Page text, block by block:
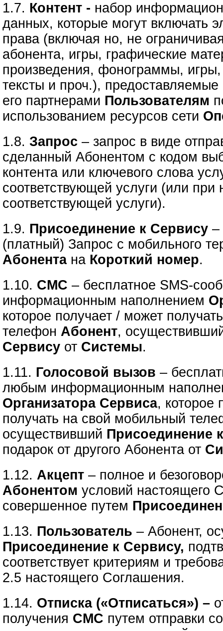
1.7. Контент - набор
данных, которые могут включать
права (включая но, не
абонента, игры, графические
произведения, фонограммы,
тексты и проч.), предоставляемые
его партнерами Пользователям
использованием ресурсов сети
1.8.Запрос– запрос в виде
сделанный Абонентом с кодом
контента или ключевого слова
соответствующей услуги (или
соответствующей услуги).
1.9. Присоединение к Сервису–
(платный) Запрос с мобильного
Абонентана Короткий номер.
1.10. СМС – бесплатное SMS-
информационным наполнением
которое получает / может
телефонАбонент,
Сервису от Системы.
1.11. Голосовой вызов–
любым информационным
Организатора Сервиса, которое
получать на свой мобильный
осуществивший Присоединение
подарок от другого Абонента от
1.12.Акцепт– полное и
Абонентом условий настоящего
совершенное путем
1.13. Пользователь– Абонент,
Присоединение к Сервису,
соответствует критериям и
2.5 настоящего Соглашения.
1.14. Отписка («Отписаться») –
получения СМС путем отправки